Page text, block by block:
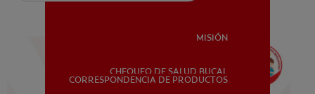
MISIÓN
MISIÓN
CHEQUEO DE SALUD BUCAL
CORRESPONDENCIA DE PRODUCTOS